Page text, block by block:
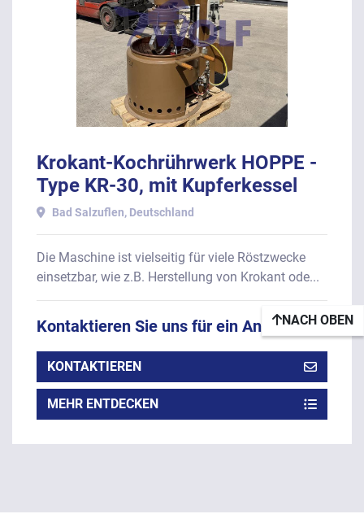
ANWENDEN LÖSCHEN
Krokant-Kochrührwerk HOPPE -
Type KR-30, mit Kupferkessel
ca. 30 Liter Inhalt.
Bad Salzuflen, Deutschland
Die Maschine ist vielseitig für viele Röstzwecke
einsetzbar, wie z.B. Herstellung von Krokant ode...
Kontaktieren Sie uns für ein Angebot
KONTAKTIEREN
MEHR ENTDECKEN
NACH OBEN